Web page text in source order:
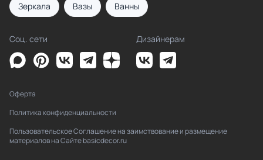
Зеркала Вазы Ванны
Соц. сети Дизайнерам
Оферта
Политика конфиденциальности
Пользовательское Соглашение на заимствование и размещение
материалов на Сайте basicdecor.ru